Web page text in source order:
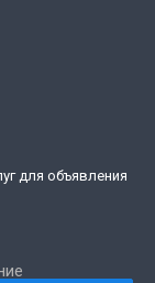
для объявления